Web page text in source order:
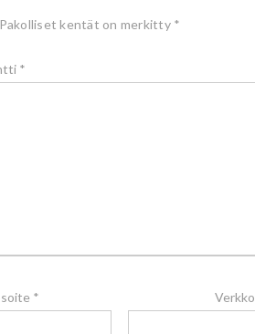
Pakolliset kentät on merkitty *
*
*